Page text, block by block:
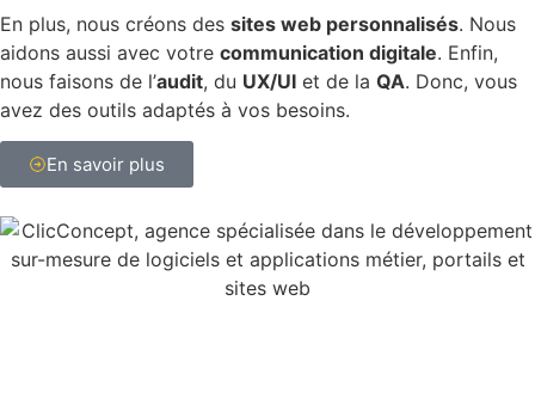
En plus, nous créons des sites web personnalisés. Nous
aidons aussi avec votre communication digitale. Enfin,
nous faisons de l’audit, du UX/UI et de la QA. Donc, vous
avez des outils adaptés à vos besoins.
En savoir plus